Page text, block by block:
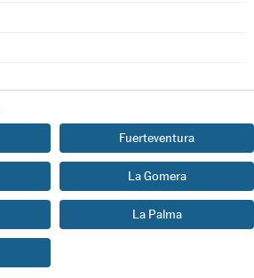
Fuerteventura
La Gomera
La Palma